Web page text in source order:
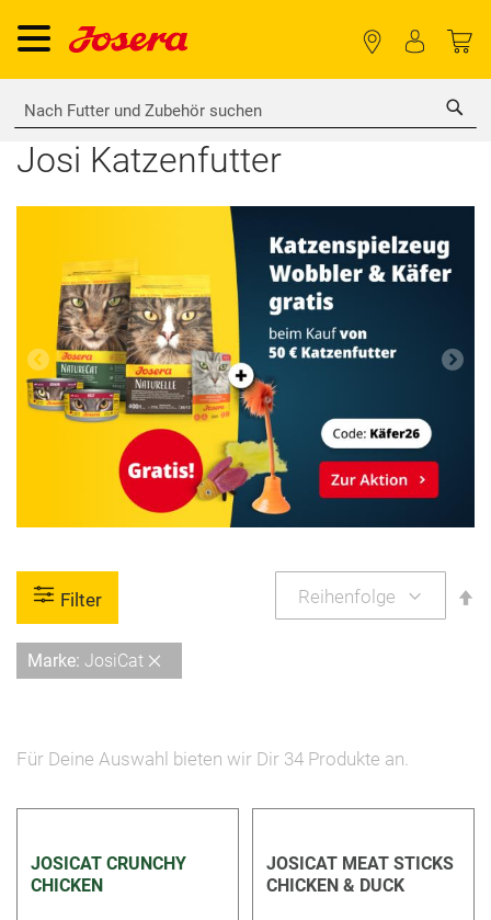
Josi Katzenfutter
Marke JosiCat
Artikel
Für Deine Auswahl bieten wir Dir 34 Produkte an.
JOSICAT CRUNCHY
CHICKEN
JOSICAT MEAT STICKS
CHICKEN & DUCK
Filter